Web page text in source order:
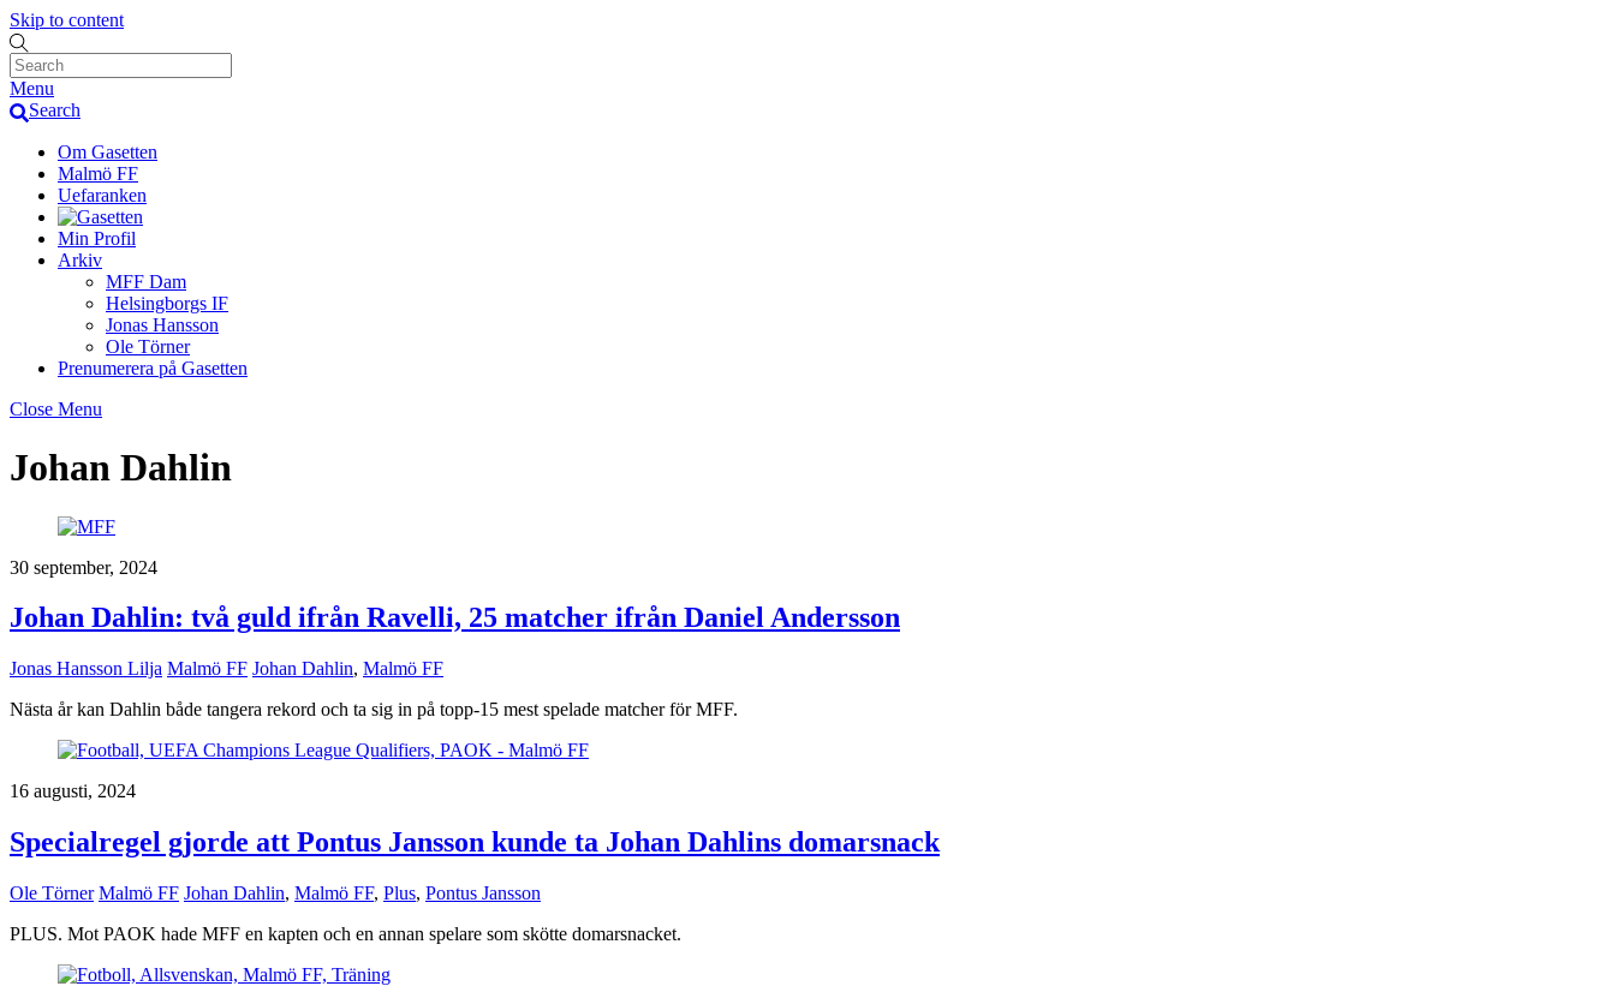
Skip to content
Menu
Search
Om Gasetten
Malmö FF
Uefaranken
Min Profil
Arkiv
MFF Dam
Helsingborgs IF
Jonas Hansson
Ole Törner
Prenumerera på Gasetten
Close Menu
Johan Dahlin
30 september, 2024
Johan Dahlin: två guld ifrån Ravelli, 25 matcher ifrån Daniel Andersson
Jonas Hansson Lilja Malmö FF Johan Dahlin, Malmö FF
Nästa år kan Dahlin både tangera rekord och ta sig in på topp-15 mest spelade matcher för MFF.
16 augusti, 2024
Specialregel gjorde att Pontus Jansson kunde ta Johan Dahlins domarsnack
Ole Törner Malmö FF Johan Dahlin, Malmö FF, Plus, Pontus Jansson
PLUS. Mot PAOK hade MFF en kapten och en annan spelare som skötte domarsnacket.